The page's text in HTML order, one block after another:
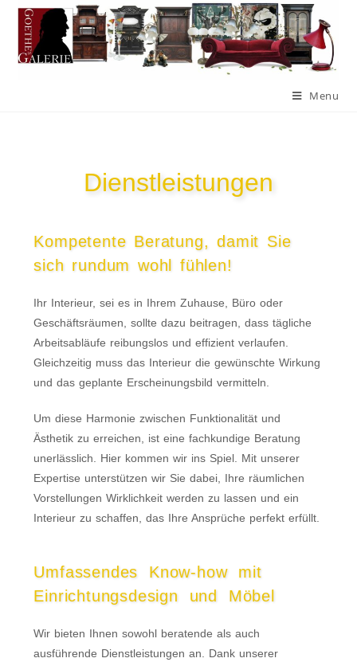
Menu
Dienstleistungen
Kompetente Beratung, damit Sie
sich rundum wohl fühlen!
Ihr Interieur, sei es in Ihrem Zuhause, Büro oder
Geschäftsräumen, sollte dazu beitragen, dass tägliche
Arbeitsabläufe reibungslos und effizient verlaufen.
Gleichzeitig muss das Interieur die gewünschte Wirkung
und das geplante Erscheinungsbild vermitteln.
Um diese Harmonie zwischen Funktionalität und
Ästhetik zu erreichen, ist eine fachkundige Beratung
unerlässlich. Hier kommen wir ins Spiel. Mit unserer
Expertise unterstützen wir Sie dabei, Ihre räumlichen
Vorstellungen Wirklichkeit werden zu lassen und ein
Interieur zu schaffen, das Ihre Ansprüche perfekt erfüllt.
Umfassendes Know-how mit
Einrichtungsdesign und Möbel
Wir bieten Ihnen sowohl beratende als auch
ausführende Dienstleistungen an. Dank unserer